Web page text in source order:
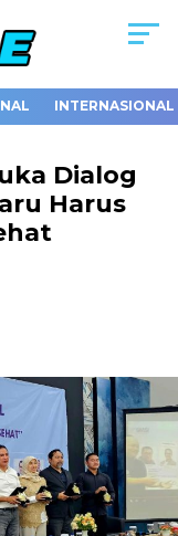
INTERNASIONAL
Dialog
Harus